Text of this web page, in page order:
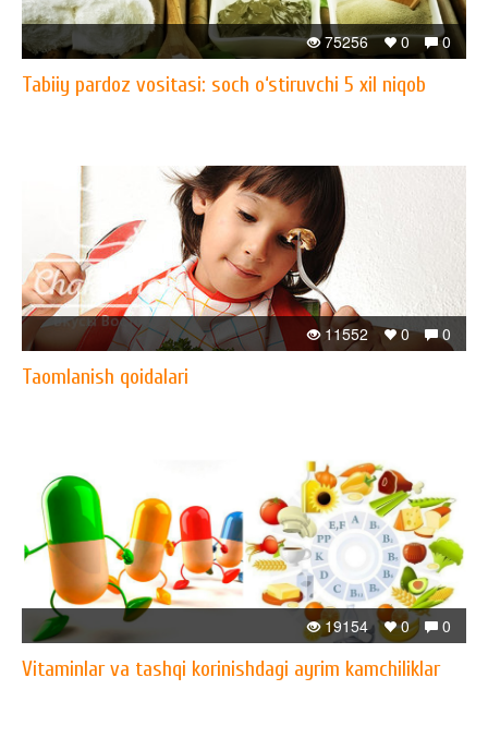
0
0
75256
Tabiiy pardoz vositasi: soch o‘stiruvchi 5 xil niqob
0
0
11552
Taomlanish qoidalari
0
0
19154
Vitaminlar va tashqi korinishdagi ayrim kamchiliklar